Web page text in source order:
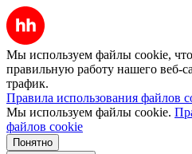
Мы используем файлы cookie,
правильную работу нашего веб-
трафик.
Правила использования файлов
Мы используем файлы cookie.
файлов cookie
Понятно